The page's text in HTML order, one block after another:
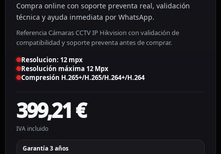
Compra online con soporte preventa real, validación
técnica y ayuda inmediata por WhatsApp.
Referencia Cámaras CCTV IP Hikvision con validación de
compatibilidad y soporte preventa antes de comprar.
Resolucion: 12 mpx
Resolución máxima 12 Mpx
Compresión H.265+/H.265/H.264+/H.264
399,21€
IVA incluido
Garantía 3 años